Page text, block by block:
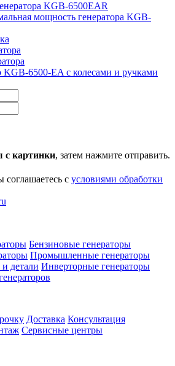
KGB-6500EAR
мощность генератора KGB-
KGB-6500-EA с колесами и ручками
c картинки, затем нажмите отправить.
с условиями обработки
Бензиновые генераторы
Промышленные генераторы
детали Инверторные генераторы
Доставка Консультация
Сервисные центры